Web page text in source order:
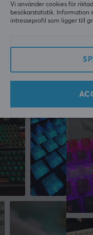
1.2±0.3mm
GARANTI
Producentens
Baserat på 0 recensioner
2
1
LÄMNA
Mer från
Vi använder cookies för
besökarstatistik. Information
intresseprofil som ligger till